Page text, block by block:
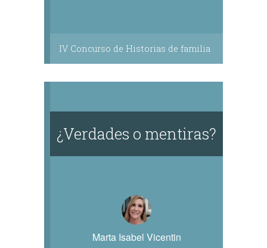
IV Concurso de Historias de familia
¿Verdades o mentiras?
Marta Isabel Vicentin